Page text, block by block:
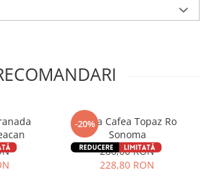
-20%
Masa Cafea Topaz Ro
Sonoma
286,00 RON
228,80 RON